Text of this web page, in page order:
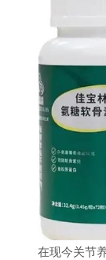
在现今关节